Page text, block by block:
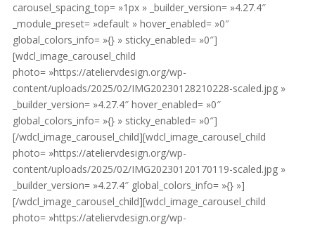
carousel_spacing_top= »1px » _builder_version= »4.27.4″
_module_preset= »default » hover_enabled= »0″
global_colors_info= »{} » sticky_enabled= »0″]
[wdcl_image_carousel_child
photo= »https://ateliervdesign.org/wp-
content/uploads/2025/02/IMG20230128210228-scaled.jpg »
_builder_version= »4.27.4″ hover_enabled= »0″
global_colors_info= »{} » sticky_enabled= »0″]
[/wdcl_image_carousel_child][wdcl_image_carousel_child
photo= »https://ateliervdesign.org/wp-
content/uploads/2025/02/IMG20230120170119-scaled.jpg »
_builder_version= »4.27.4″ global_colors_info= »{} »]
[/wdcl_image_carousel_child][wdcl_image_carousel_child
photo= »https://ateliervdesign.org/wp-